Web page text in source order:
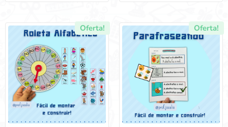
Oferta! Oferta!